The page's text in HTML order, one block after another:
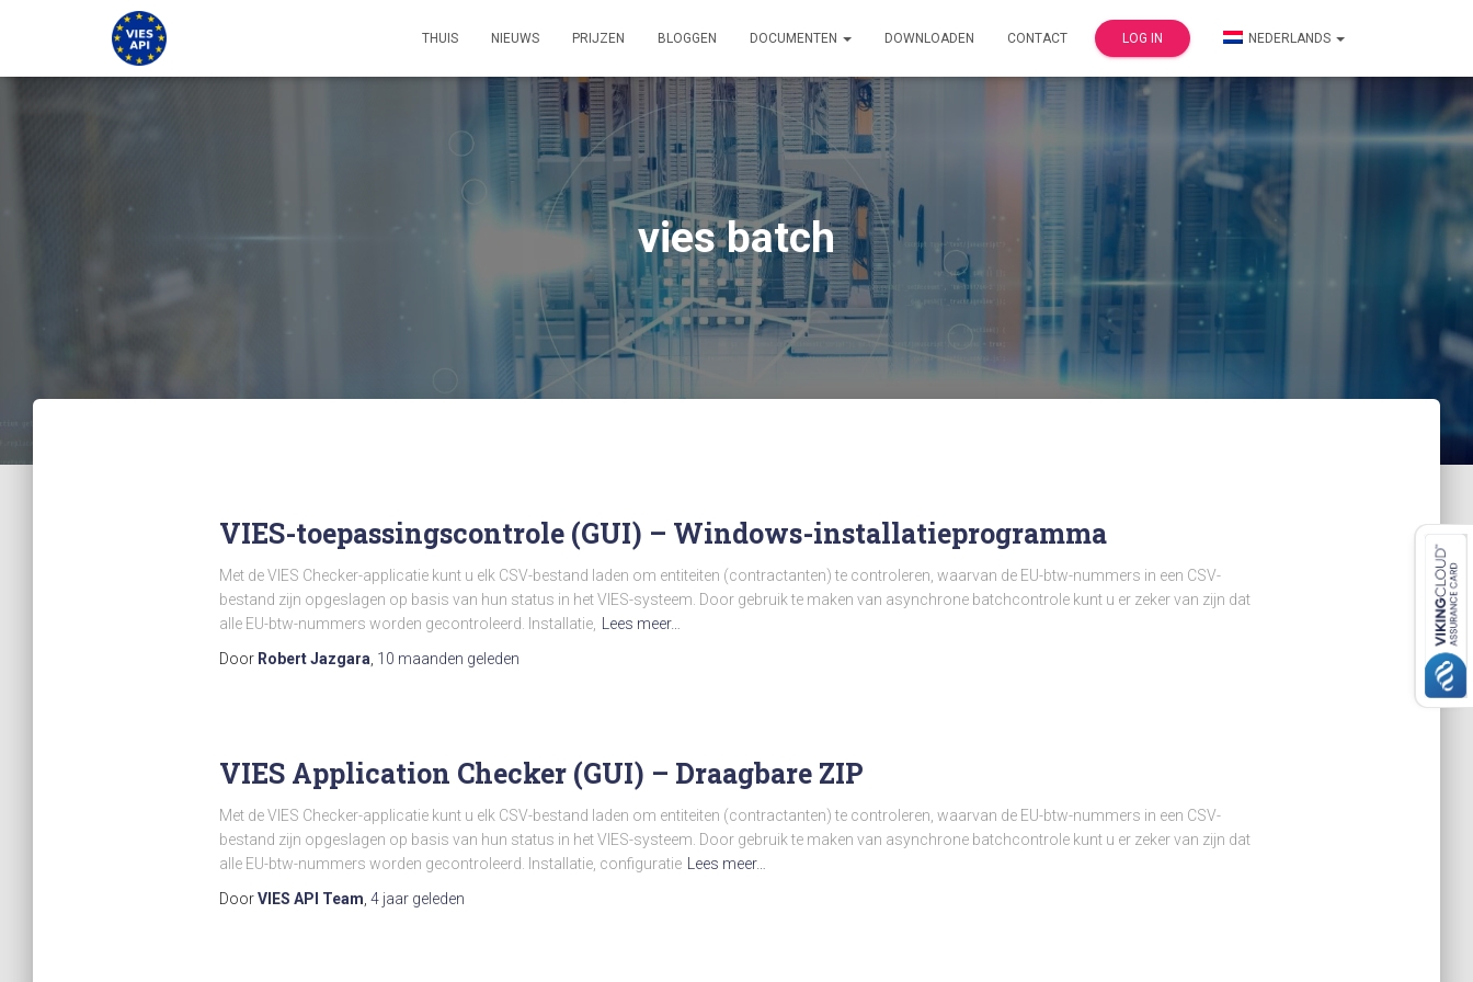
THUIS NIEUWS PRIJZEN BLOGGEN DOCUMENTEN DOWNLOADEN CONTACT LOG IN NEDERLANDS
vies batch
VIES-toepassingscontrole (GUI) – Windows-installatieprogramma
Met de VIES Checker-applicatie kunt u elk CSV-bestand laden om entiteiten (contractanten) te controleren, waarvan de EU-btw-nummers in een CSV-
bestand zijn opgeslagen op basis van hun status in het VIES-systeem. Door gebruik te maken van asynchrone batchcontrole kunt u er zeker van zijn dat
alle EU-btw-nummers worden gecontroleerd. Installatie,
Lees meer…
Door Robert Jazgara 10 maanden geleden
VIES Application Checker (GUI) – Draagbare ZIP
Met de VIES Checker-applicatie kunt u elk CSV-bestand laden om entiteiten (contractanten) te controleren, waarvan de EU-btw-nummers in een CSV-
bestand zijn opgeslagen op basis van hun status in het VIES-systeem. Door gebruik te maken van asynchrone batchcontrole kunt u er zeker van zijn dat
alle EU-btw-nummers worden gecontroleerd. Installatie, configuratie
Lees meer…
DoorVIES API Team 4 jaargeleden